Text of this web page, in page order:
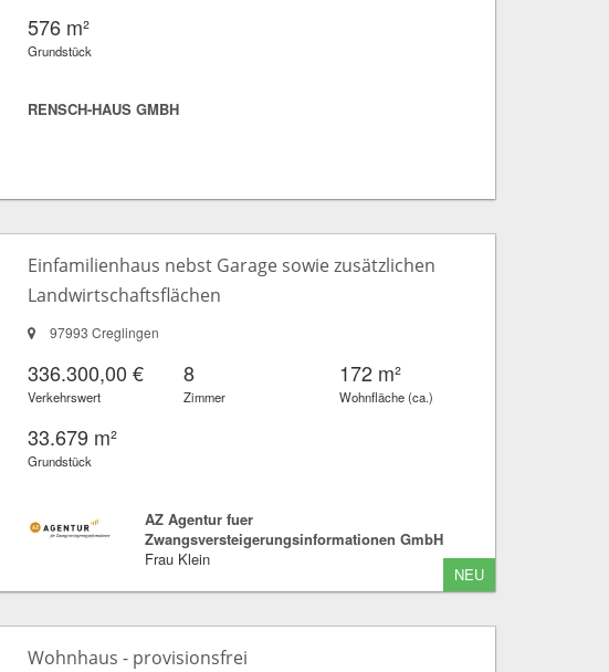
576 m²
Grundstück
RENSCH-HAUS GMBH
Einfamilienhaus nebst Garage sowie zusätzlichen
Landwirtschaftsflächen
97993 Creglingen
336.300,00 €
Verkehrswert
8
Zimmer
172 m²
Wohnfläche (ca.)
33.679 m²
Grundstück
AZ Agentur fuer
Zwangsversteigerungsinformationen GmbH
Frau Klein
NEU
Wohnhaus - provisionsfrei